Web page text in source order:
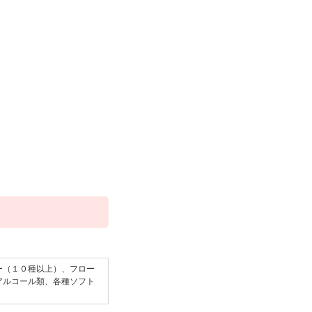
１０種以上）、フロー
コール類、各種ソフト